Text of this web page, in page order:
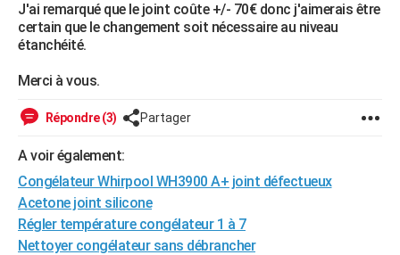
Alimentation
Guide de la santé
Maladies
Médicaments
Sommeil
VOYAGE
Destinations
City break
Voyage nature
Voyage de noces
Forum
Climat
+
BONS PLANS
CARTE DE VOEUX
Carte de Noël
Carte Bonne année
Carte Saint-Valentin
Carte Pâques
Carte d'anniversaire
DICTIONNAIRE
Dictionnaire
Biographies
Citations
Expressions
Proverbes
PROGRAMME TV
J'ai remarqué que le joint coûte +/- 70€ donc j'aimerais être
certain que le changement soit nécessaire au niveau
étanchéité.
Merci à vous.
Répondre (3) Partager
A voir également:
Congélateur Whirpool WH3900 A+ joint défectueux
Acetone joint silicone
Régler température congélateur 1 à 7
Nettoyer congélateur sans débrancher